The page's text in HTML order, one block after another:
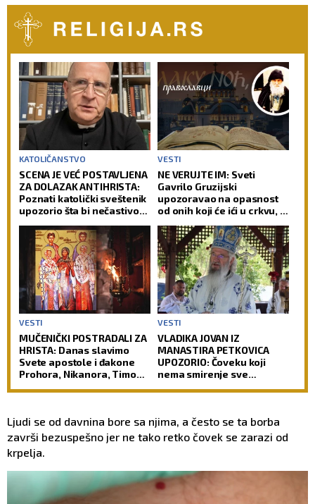
KATOLIČANSTVO
SCENA JE VEĆ POSTAVLJENA
ZA DOLAZAK ANTIHRISTA:
Poznati katolički sveštenik
upozorio šta bi nečastivom
nad čovečanstvom
VESTI
NE VERUJTE IM: Sveti
Gavrilo Gruzijski
upozoravao na opasnost
od onih koji će ići u crkvu, a
VESTI
MUČENIČKI POSTRADALI ZA
HRISTA: Danas slavimo
Svete apostole i đakone
Prohora, Nikanora, Timona
VESTI
VLADIKA JOVAN IZ
MANASTIRA PETKOVICA
UPOZORIO: Čoveku koji
nema smirenje sve
Ljudi se od davnina bore sa njima, a često se ta borba
završi bezuspešno jer ne tako retko čovek se zarazi od
krpelja.